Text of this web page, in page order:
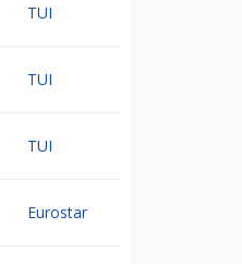
TUI
TUI
TUI
Eurostar